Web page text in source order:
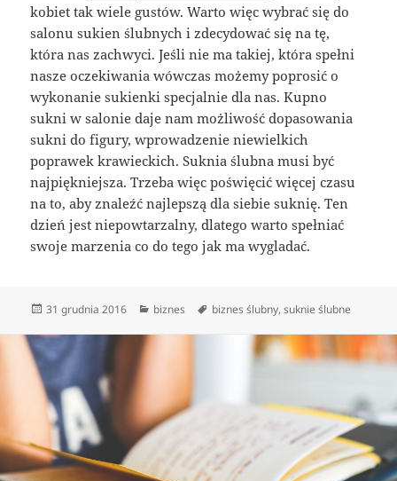
kobiet tak wiele gustów. Warto więc wybrać się do
salonu sukien ślubnych i zdecydować się na tę,
która nas zachwyci. Jeśli nie ma takiej, która spełni
nasze oczekiwania wówczas możemy poprosić o
wykonanie sukienki specjalnie dla nas. Kupno
sukni w salonie daje nam możliwość dopasowania
sukni do figury, wprowadzenie niewielkich
poprawek krawieckich. Suknia ślubna musi być
najpiękniejsza. Trzeba więc poświęcić więcej czasu
na to, aby znaleźć najlepszą dla siebie suknię. Ten
dzień jest niepowtarzalny, dlatego warto spełniać
swoje marzenia co do tego jak ma wygladać.
Data
31 grudnia 2016 Kategorie
biznes Tagi
biznes ślubny,suknie ślubne